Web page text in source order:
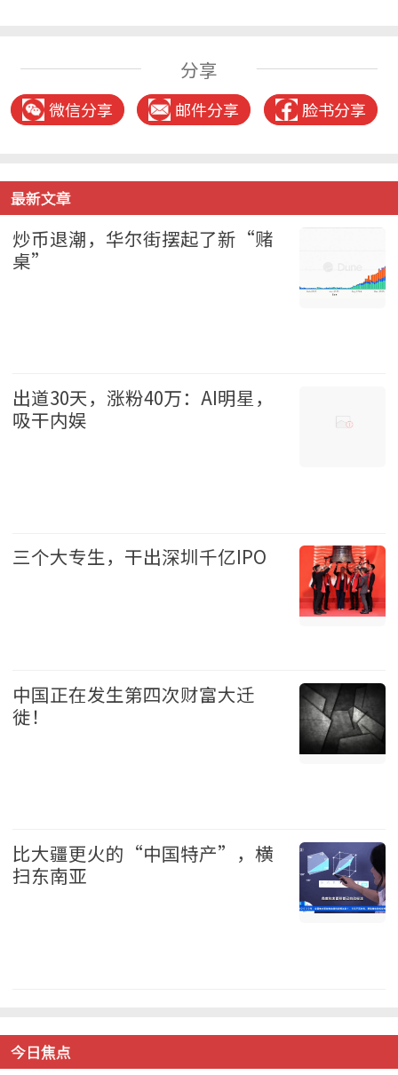
分享
微信分享 邮件分享 脸书分享
最新文章
炒币退潮，华尔街摆起了新“赌
桌”
出道30天，涨粉40万：AI明星，
吸干内娱
三个大专生，干出深圳千亿IPO
中国正在发生第四次财富大迁
徙！
比大疆更火的“中国特产”，横
扫东南亚
今日焦点